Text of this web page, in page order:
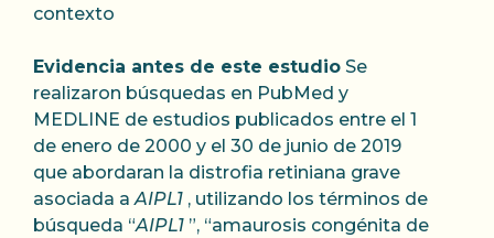
contexto
Evidencia antes de este estudio Se
realizaron búsquedas en PubMed y
MEDLINE de estudios publicados entre el 1
de enero de 2000 y el 30 de junio de 2019
que abordaran la distrofia retiniana grave
asociada aAIPL1 , utilizando los términos de
búsqueda “AIPL1 ”, “amaurosis congénita de